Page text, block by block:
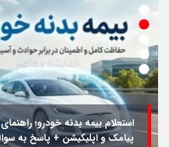
استعلام بیمه بدنه خودرو؛
پیامک و اپلیکیشن + پاسخ به